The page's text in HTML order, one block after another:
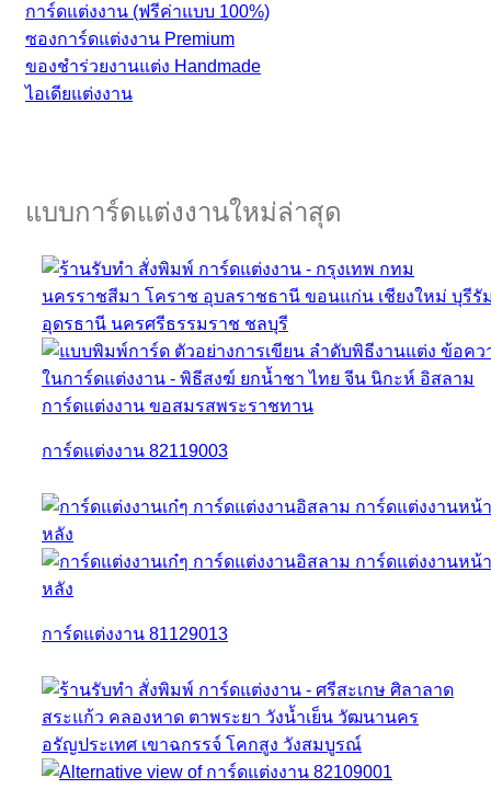
การ์ดแต่งงาน (ฟรีค่าแบบ 100%)
ซองการ์ดแต่งงาน Premium
ของชำร่วยงานแต่ง Handmade
ไอเดียแต่งงาน
แบบการ์ดแต่งงานใหม่ล่าสุด
การ์ดแต่งงาน 82119003
การ์ดแต่งงาน 81129013